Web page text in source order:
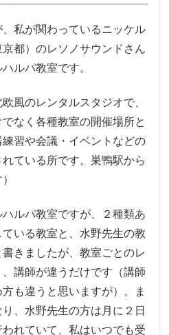
私が関わっているニッケル
都）のレソノサウンドさん
ルパ教室です。
風のレンタルスタジオで、
なく各種教室の開催場所と
習や会議・イベントなどの
ている所です。巣鴨駅から
ルパ教室ですが、２種類あ
いる教室と、水野先生の教
きましたが、教室ごとのレ
講師が違うだけです（講師
も違うと思いますが）。ま
、水野先生の方は月に２日
れていて、私はいつでも受